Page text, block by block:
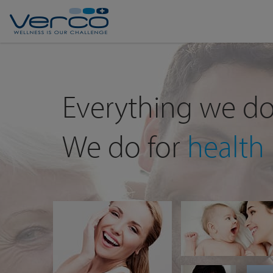
Everything we
We do for health